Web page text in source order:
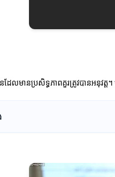
ដែលមានប្រសិទ្ធភាពគួរត្រូវបានអនុវត្ត